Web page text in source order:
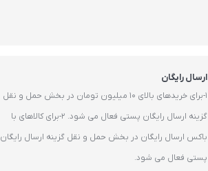
ارسال رایگان
1-برای خریدهای بالای 10 میلیون تومان در بخش حمل و نقل
گزینه ارسال رایگان پستی فعال می شود. 2-برای کالاهای با
باکس ارسال رایگان در بخش حمل و نقل گزینه ارسال رایگان
پستی فعال می شود.